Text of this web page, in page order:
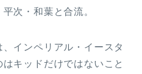
次・和葉と合流。
インペリアル・イースタ
キッドだけではないこと